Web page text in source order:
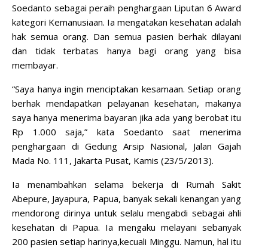
Soedanto sebagai peraih penghargaan Liputan 6 Award
kategori Kemanusiaan. Ia mengatakan kesehatan adalah
hak semua orang. Dan semua pasien berhak dilayani
dan tidak terbatas hanya bagi orang yang bisa
membayar.
“Saya hanya ingin menciptakan kesamaan. Setiap orang
berhak mendapatkan pelayanan kesehatan, makanya
saya hanya menerima bayaran jika ada yang berobat itu
Rp 1.000 saja,” kata Soedanto saat menerima
penghargaan di Gedung Arsip Nasional, Jalan Gajah
Mada No. 111, Jakarta Pusat, Kamis (23/5/2013).
Ia menambahkan selama bekerja di Rumah Sakit
Abepure, Jayapura, Papua, banyak sekali kenangan yang
mendorong dirinya untuk selalu mengabdi sebagai ahli
kesehatan di Papua. Ia mengaku melayani sebanyak
200 pasien setiap harinya,kecuali Minggu. Namun, hal itu